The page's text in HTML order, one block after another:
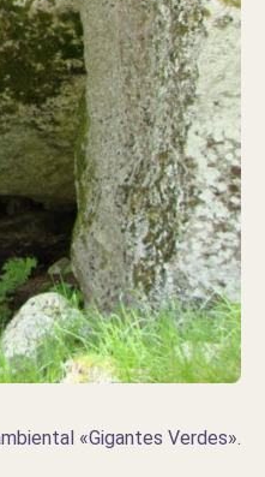
«Gigantes Verdes».